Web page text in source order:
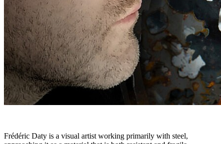
Frédéric Daty is a visual artist working primarily with steel,